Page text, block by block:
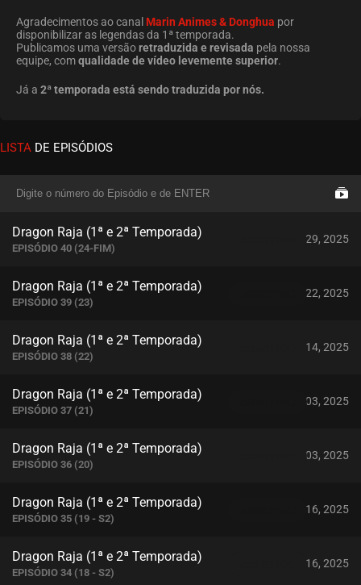
Agradecimentos ao canal Marin Animes & Donghua por
disponibilizar as legendas da 1ª temporada.
Publicamos uma versãoretraduzida e revisada pela nossa
equipe, comqualidade de vídeo levemente superior.
Já a 2ª temporada está sendo traduzida por nós.
LISTA DE EPISÓDIOS
Dragon Raja (1ª e 2ª Temporada)
EPISÓDIO 40 (24-FIM)
dezembro 29, 2025
Dragon Raja (1ª e 2ª Temporada)
EPISÓDIO 39 (23)
dezembro 22, 2025
Dragon Raja (1ª e 2ª Temporada)
EPISÓDIO 38 (22)
dezembro 14, 2025
Dragon Raja (1ª e 2ª Temporada)
EPISÓDIO 37 (21)
dezembro 03, 2025
Dragon Raja (1ª e 2ª Temporada)
EPISÓDIO 36 (20)
dezembro 03, 2025
Dragon Raja (1ª e 2ª Temporada)
EPISÓDIO 35 (19 - S2)
novembro 16, 2025
Dragon Raja (1ª e 2ª Temporada)
EPISÓDIO 34 (18 - S2)
novembro 16, 2025